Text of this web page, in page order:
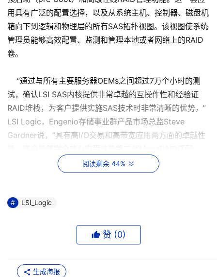
用具有广泛的配置选择，以及从系统主机、控制器、磁盘机
箱向下到逻辑和物理层的所有SAS拓扑视图。该视图使系统
管理员能够高效配置、监测和管理本地或者网络上的RAID
卷。
“通过与所有主要服务器OEMs之间超过7万个小时的测
试，确认LSI SAS内核提供非常卓越的互操作性和经验证
RAID堆栈，为客户提供实施SAS技术时非常清晰的优势。”
LSI Logic，Engenio存储事业群产品市场总监Steve
Gardner说，“具有高I/O交易和高带宽应用两方面的卓越性
和短卡MegaRAID SAS 8888ELP适配器。8888ELP具有可
连接器配置中选择：两个内部，两个外部或者1内部、1外
部。两款产品都可以提供每端口3Gb/s吞吐，具有同个阵列
原生命令队列（native command queuing，NCQ)。另
阅读剩余 44%
LSI_Logic
赞 (0)
生成海报